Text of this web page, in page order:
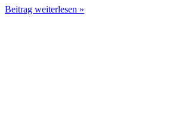
DJ
Beitrag weiterlesen »